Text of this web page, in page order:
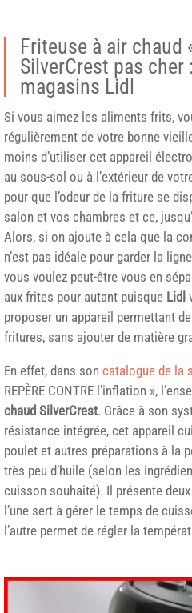
Friteuse à air chaud
SilverCrest pas cher
magasins Lidl
Si vous aimez les aliments frits,
régulièrement de votre bonne
moins d’utiliser cet appareil
au sous-sol ou à l’extérieur de
pour que l’odeur de la friture se
salon et vos chambres et ce,
Alors, si on ajoute à cela que la
n’est pas idéale pour garder la
vous voulez peut-être vous en
aux frites pour autant puisque Lidl
proposer un appareil permettant
fritures, sans ajouter de matière
En effet, dans son catalogue de la
REPÈRE CONTRE l’inflation »,
chaud SilverCrest. Grâce à son
résistance intégrée, cet appareil
poulet et autres préparations à la
très peu d’huile (selon les
cuisson souhaité). Il présente
l’une sert à gérer le temps de
l’autre permet de régler la